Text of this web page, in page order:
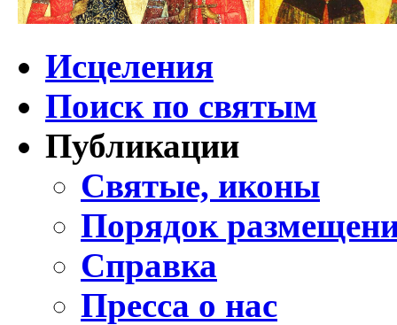
Исцеления
Поиск по святым
Публикации
Святые, иконы
Порядок
Справка
Пресса о нас